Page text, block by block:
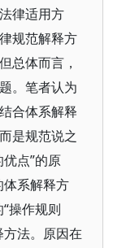
律适用方
规范解释方
总体而言，
。笔者认为
合体系解释
是规范说之
点”的原
体系解释方
操作规则
法。原因在